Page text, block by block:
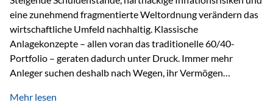
eine zunehmend fragmentierte Weltordnung verändern das
wirtschaftliche Umfeld nachhaltig. Klassische
Anlagekonzepte – allen voran das traditionelle 60/40-
Portfolio – geraten dadurch unter Druck. Immer mehr
Anleger suchen deshalb nach Wegen, ihr Vermögen
Unsicherheit abzusichern. Genau hier rücken reale und
Mehr lesen